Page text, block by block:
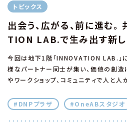
トピックス
出会う、広がる、前に進む
TION LAB.で生み出す新
今回は地下1階「INNOVATION LAB.」に
様なパートナー同士が集い、価値の創造
やワークショップ、コミュニティで人と
いく多様な機能を備えています。その魅
#DNPプラザ #OneABスタジオ